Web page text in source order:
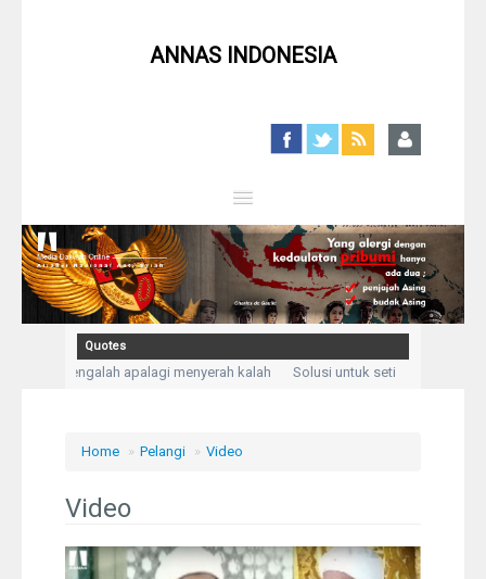
ANNAS INDONESIA
Close
Home
Profil
Berita
Pelangi
Galeri Foto
Quotes
mengalah apalagi menyerah kalah
Solusi untuk setiap masalah
Home » Pelangi » Video
Video